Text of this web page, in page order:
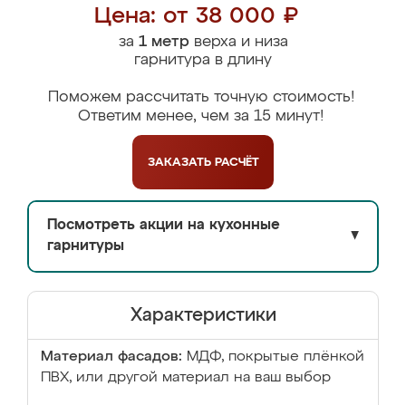
Цена: от 38 000 ₽
за 1 метрверха и низа
гарнитура в длину
Поможем рассчитать точную стоимость!
Ответим менее, чем за 15 минут!
ЗАКАЗАТЬ РАСЧЁТ
Посмотреть акции на кухонные
гарнитуры
▼
Характеристики
Материал фасадов: МДФ, покрытые плёнкой
ПВХ, или другой материал на ваш выбор